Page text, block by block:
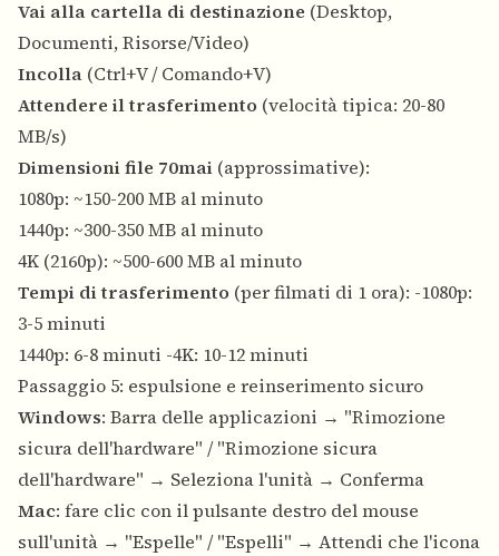
Vai alla cartella di destinazione (Desktop,
Documenti, Risorse/Video)
Incolla (Ctrl+V / Comando+V)
Attendere il trasferimento (velocità tipica: 20-80
MB/s)
Dimensioni file 70mai (approssimative):
1080p: ~150-200 MB al minuto
1440p: ~300-350 MB al minuto
4K (2160p): ~500-600 MB al minuto
Tempi di trasferimento (per filmati di 1 ora): -1080p:
3-5 minuti
1440p: 6-8 minuti -4K: 10-12 minuti
Passaggio 5: espulsione e reinserimento sicuro
Windows: Barra delle applicazioni → "Rimozione
sicura dell'hardware" / "Rimozione sicura
dell'hardware" → Seleziona l'unità → Conferma
Mac: fare clic con il pulsante destro del mouse
sull'unità → "Espelle" / "Espelli" → Attendi che l'icona